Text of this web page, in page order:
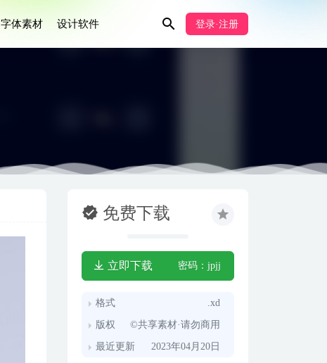
字体素材 设计软件 登录·注册
免费下载
立即下载 密码：jpjj
格式 .xd
版权 ©共享素材·请勿商用
最近更新 2023年04月20日